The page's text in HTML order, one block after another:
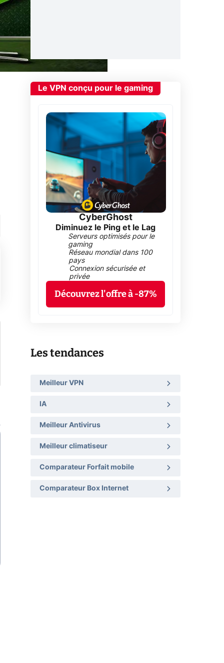
Le VPN conçu pour le gaming
CyberGhost
Diminuez le Ping et le Lag
Serveurs optimisés pour le
gaming
Réseau mondial dans 100
pays
Connexion sécurisée et
privée
Découvrez l'offre à -87%
Les tendances
Meilleur VPN
IA
Meilleur Antivirus
Meilleur climatiseur
Comparateur Forfait mobile
Comparateur Box Internet